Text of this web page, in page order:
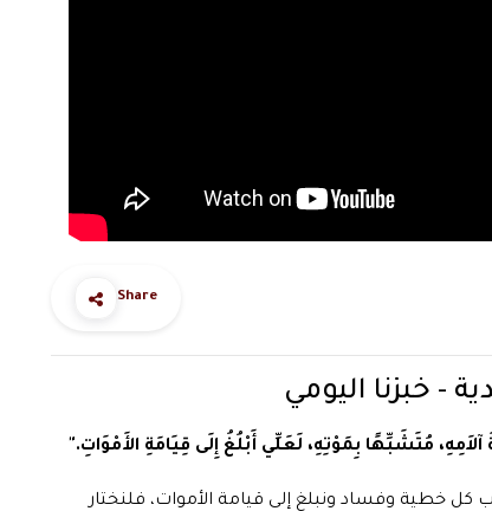
Share
- خبزنا اليومي
مُتَشَبِّهًا بِمَوْتِهِ، لَعَلِّي أَبْلُغُ إِلَى قِيَامَةِ الأَمْوَاتِ."
كل خطية وفساد ونبلغ إلى قيامة الأموات، فلنختار